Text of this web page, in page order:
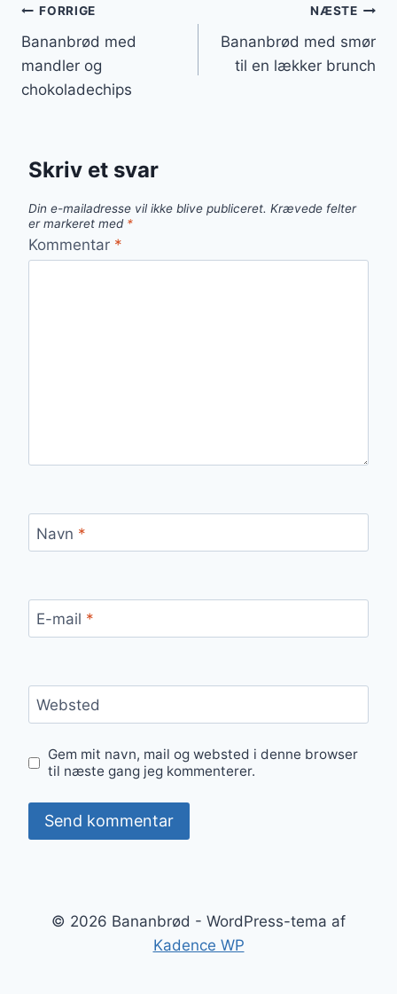
Indlægsnavigation
FORRIGE
Bananbrød med
mandler og
chokoladechips
NÆSTE
Bananbrød med smør
til en lækker brunch
Skriv et svar
Din e-mailadresse vil ikke blive publiceret. Krævede felter
er markeret med *
Kommentar *
Navn *
E-mail *
Websted
Gem mit navn, mail og websted i denne browser
til næste gang jeg kommenterer.
© 2026 Bananbrød - WordPress-tema af
Kadence WP